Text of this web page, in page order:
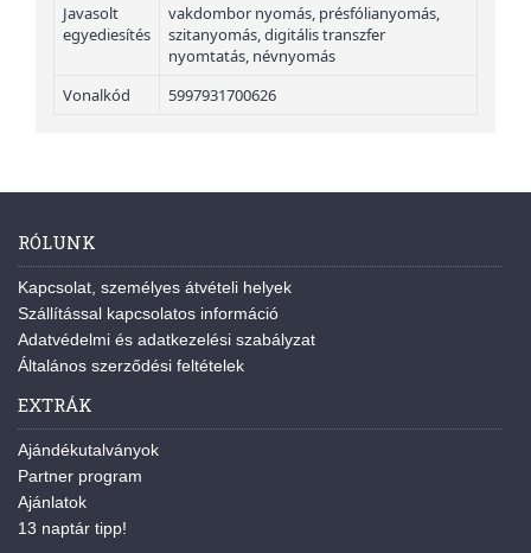
Javasolt
egyediesítés
vakdombor nyomás, présfólianyomás,
szitanyomás, digitális transzfer
nyomtatás, névnyomás
Vonalkód
5997931700626
RÓLUNK
Kapcsolat, személyes átvételi helyek
Szállítással kapcsolatos információ
Adatvédelmi és adatkezelési szabályzat
Általános szerződési feltételek
EXTRÁK
Ajándékutalványok
Partner program
Ajánlatok
13 naptár tipp!